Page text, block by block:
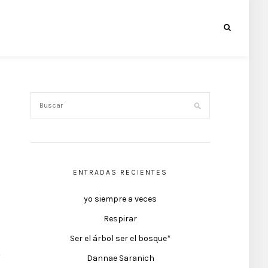
ENTRADAS RECIENTES
yo siempre a veces
Respirar
Ser el árbol ser el bosque*
Dannae Saranich